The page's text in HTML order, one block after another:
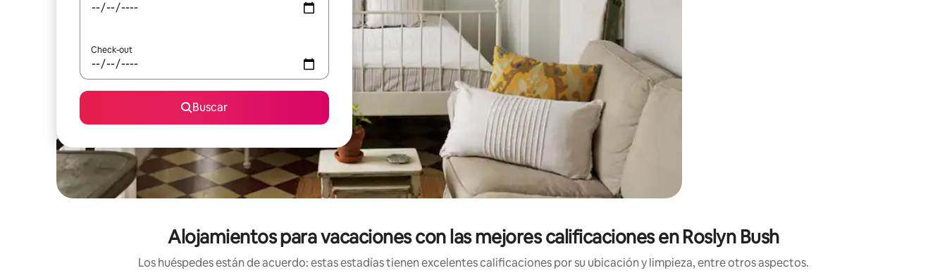
Check-out
Buscar
Alojamientos para vacaciones con las mejores calificaciones en Roslyn Bush
Los huéspedes están de acuerdo: estas estadías tienen excelentes calificaciones por su ubicación y limpieza, entre otros aspectos.